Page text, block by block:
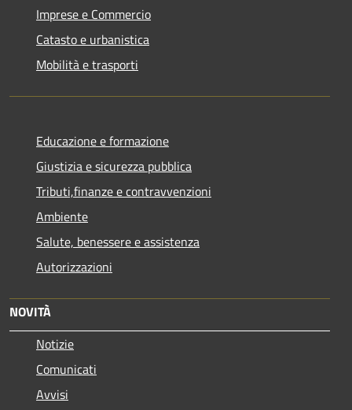
Imprese e Commercio
Catasto e urbanistica
Mobilità e trasporti
Educazione e formazione
Giustizia e sicurezza pubblica
Tributi,finanze e contravvenzioni
Ambiente
Salute, benessere e assistenza
Autorizzazioni
NOVITÀ
Notizie
Comunicati
Avvisi